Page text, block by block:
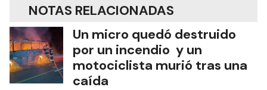
NOTAS RELACIONADAS
Un micro quedó destruido
por un incendio y un
motociclista murió tras una
caída